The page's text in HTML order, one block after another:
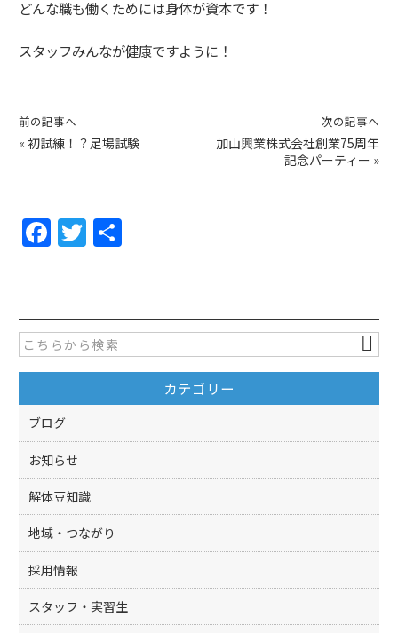
どんな職も働くためには身体が資本です！
スタッフみんなが健康ですように！
前の記事へ
« 初試練！？足場試験
次の記事へ
加山興業株式会社創業75周年
記念パーティー »
F
e
b
o
o
k
T
er
カテゴリー
ブログ
お知らせ
解体豆知識
地域・つながり
採用情報
スタッフ・実習生